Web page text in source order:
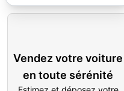
Vendez votre voiture
en toute sérénité